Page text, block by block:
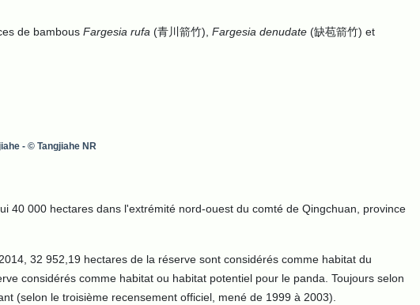
de bambous Fargesia rufa (青川箭竹), Fargesia denudate (缺苞箭竹) et
- © Tangjiahe NR
40 000 hectares dans l'extrémité nord-ouest du comté de Qingchuan, province
32 952,19 hectares de la réserve sont considérés comme habitat du
considérés comme habitat ou habitat potentiel pour le panda. Toujours selon
(selon le troisième recensement officiel, mené de 1999 à 2003).